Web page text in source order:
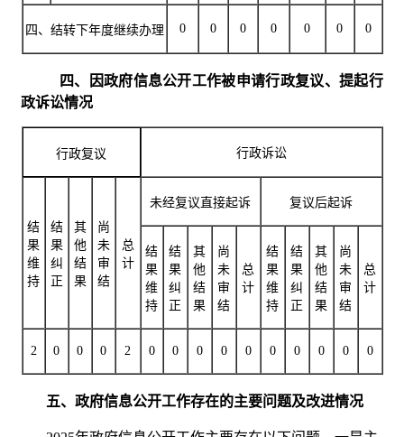
四、结转下年度继续办理 0 0 0 0 0 0 0
四、因政府信息公开工作被申请行政复议、提起行
政诉讼情况
行政复议 行政诉讼
结
果
维
持
结
果
纠
正
其
他
结
果
尚
未
审
结
总
计
未经复议直接起诉 复议后起诉
结
果
维
持
结
果
纠
正
其
他
结
果
尚
未
审
结
总
计
结
果
维
持
结
果
纠
正
其
他
结
果
尚
未
审
结
总
计
2 0 0 0 2 0 0 0 0 0 0 0 0 0 0
五、政府信息公开工作存在的主要问题及改进情况